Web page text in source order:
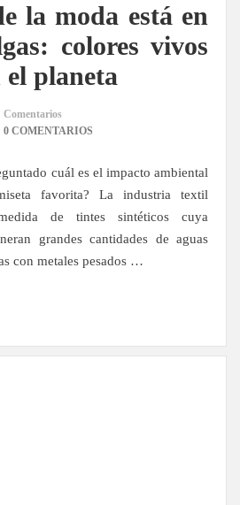
la moda está en
colores vivos
planeta
Comentarios
0 COMENTARIOS
cuál es el impacto ambiental
favorita? La industria textil
de tintes sintéticos cuya
grandes cantidades de aguas
con metales pesados …